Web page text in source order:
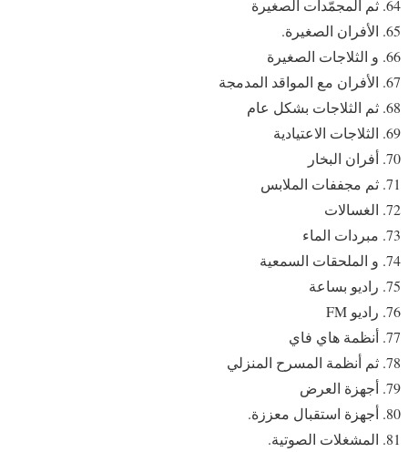
ثم المجمّدات الصغيرة
الأفران الصغيرة.
و الثلاجات الصغيرة
الأفران مع المواقد المدمجة
ثم الثلاجات بشكل عام
الثلاجات الاعتيادية
أفران البخار
ثم مجففات الملابس
الغسالات
مبردات الماء
و الملحقات السمعية
راديو بساعة
راديو FM
أنظمة هاي فاي
ثم أنظمة المسرح المنزلي
أجهزة العرض
أجهزة استقبال معززة.
المشغلات الصوتية.